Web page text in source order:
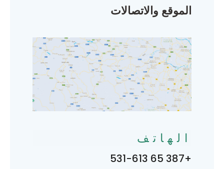
الموقع والاتصالات
الهاتف
+387 65 531-613